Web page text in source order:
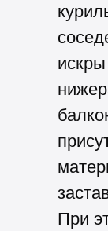
искры
При